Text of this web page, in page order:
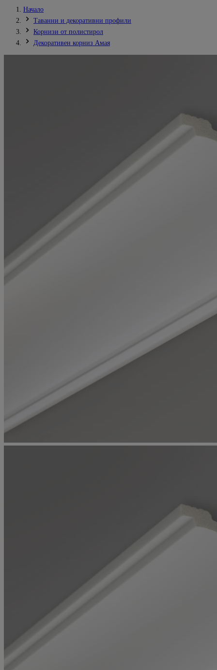
Начало
Таванни и декоративни профили
Корнизи от полистирол
Декоративен корниз Амая